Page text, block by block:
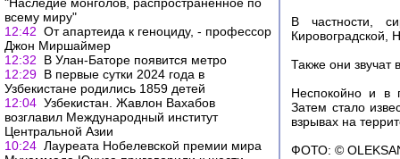
всему миру"
12:42 От апартеида к геноциду, - профессор
Джон Миршаймер
12:32
В Улан-Баторе появится метро
12:29 В первые сутки 2024 года в
Узбекистане родились 1859 детей
12:04 Узбекистан. Жавлон Вахабов
возглавил Международный институт
Центральной Азии
10:24 Лауреата Нобелевской премии мира
В частности,
Кировоградской,
Также они звучат
Неспокойно и в
Затем стало
взрывах на
ФОТО: ©